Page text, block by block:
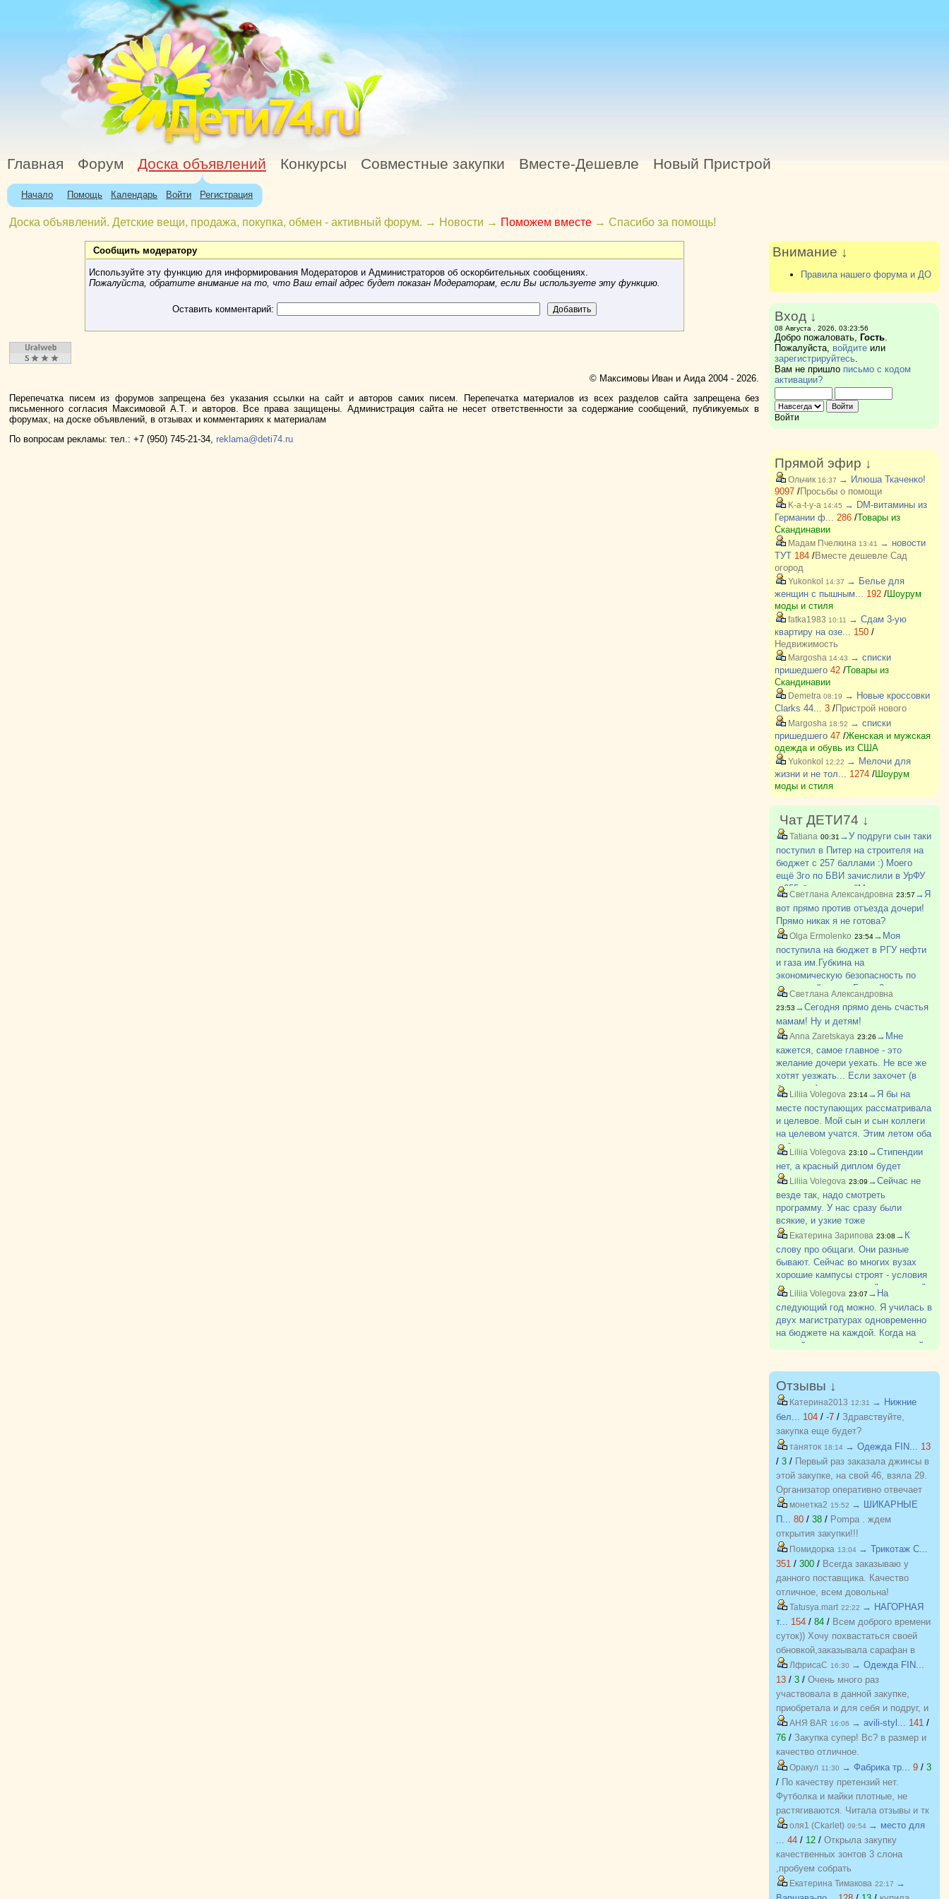
Главная Форум Доска объявлений Конкурсы Совместные закупки Вместе-Дешевле Новый Пристрой
Начало Помощь Календарь Войти Регистрация
Доска объявлений. Детские вещи, продажа, покупка, обмен - активный форум. → Новости → Поможем вместе → Спасибо за помощь!
Сообщить модератору
Используйте эту функцию для информирования Модераторов и Администраторов об оскорбительных сообщениях.
Пожалуйста, обратите внимание на то, что Ваш email адрес будет показан Модераторам, если Вы используете эту функцию.
Оставить комментарий:
© Максимовы Иван и Аида 2004 - 2026.
Перепечатка писем из форумов запрещена без указания ссылки на сайт и авторов самих писем. Перепечатка материалов из всех разделов сайта запрещена без
письменного согласия Максимовой А.Т. и авторов. Все права защищены. Администрация сайта не несет ответственности за содержание сообщений, публикуемых в
форумах, на доске объявлений, в отзывах и комментариях к материалам
По вопросам рекламы: тел.: +7 (950) 745-21-34,reklama@deti74.ru
Внимание ↓
Правила нашего форума и ДО
Вход ↓
08 Августа , 2026, 03:23:56
Добро пожаловать, Гость.
Пожалуйста, войдитеили
зарегистрируйтесь.
Вам не пришло письмо с кодом
активации?
Войти
Прямой эфир ↓
Ольчик16:37 → Илюша Ткаченко!
9097/Просьбы о помощи
K-a-t-y-a 14:45 → DM-витамины из
Германии ф... 286/Товары из
Скандинавии
Мадам Пчелкина 13:41
→ новости
ТУТ 184/Вместе дешевле Сад
огород
Yukonkol 14:37 → Белье для
женщин с пышным... 192/Шоурум
моды и стиля
fatka1983 10:11
→ Сдам 3-ую
квартиру на озе... 150/
Недвижимость
Margosha 14:43 → списки
пришедшего 42/Товары из
Скандинавии
Demetra 08:19 → Новые кроссовки
Clarks 44... 3/Пристрой нового
Margosha 18:52 → списки
пришедшего 47/Женская и мужская
одежда и обувь из США
Yukonkol 12:22 → Мелочи для
жизни и не тол... 1274/Шоурум
моды и стиля
Чат ДЕТИ74 ↓
Tatiana 00:31 →У подруги сын таки
поступил в Питер на строителя на
бюджет с 257 баллами :) Моего
ещё 3го по БВИ зачислили в УрФУ
с 255 баллами на "Механика и
моделирование". Мы очень рады за
всех детей, кто поступил :)
Светлана Александровна 23:57 →Я
вот прямо против отъезда дочери!
Прямо никак я не готова?
Olga Ermolenko 23:54→Моя
поступила на бюджет в РГУ нефти
и газа им.Губкина на
экономическую безопасность по
отдельной квоте. Было 2
бюджетных места. Ее второе.
Первое место досталось БВИ. У
нее с медалью 280 баллов.
Светлана Александровна
23:53 →Сегодня прямо день счастья
мамам! Ну и детям!
Anna Zaretskaya 23:26 →Мне
кажется, самое главное - это
желание дочери уехать. Не все же
хотят уезжать... Если захочет (в
будущем) уехать - то все
преодолеет, и общагу, и соседок,
еще и будет рада, что живет в
общежитии (да, да, моей в прошло?
Liliia Volegova 23:14→Я бы на
месте поступающих рассматривала
и целевое. Мой сын и сын коллеги
на целевом учатся. Этим летом оба
побывали на практике на своих
предприятиях. И обоим
понравилось. Не самый плохой
вариант, если надо определенну?
Liliia Volegova 23:10→Стипендии
нет, а красный диплом будет
Liliia Volegova 23:09 →Сейчас не
везде так, надо смотреть
программу. У нас сразу были
всякие, и узкие тоже
Екатерина Зарипова 23:08 →К
слову про общаги. Они разные
бывают. Сейчас во многих вузах
хорошие кампусы строят - условия
очень даже классные. "коридорок"
уже не так много. Ну и съем
квартиры по цене совсем не
сопоставим с ценой за общагу,
особен?
Liliia Volegova 23:07 →На
следующий год можно. Я училась в
двух магистратурах одновременно
на бюджете на каждой. Когда на
первой выпустилась, то на второй
контракт. И с бакалавриатом так
делают. Одновременно в одном ?
Отзывы ↓
Катерина2013 12:31
→ Нижние
бел... 104 / -7 / Здравствуйте,
закупка еще будет?
таняток 18:14 → Одежда FIN... 13
/ 3 / Первый раз заказала джинсы в
этой закупке, на свой 46, взяла 29.
Организатор оперативно отвечает
на вопросы. Спасибо!!!
монетка2 15:52 → ШИКАРНЫЕ
П... 80 / 38 / Pompa . ждем
открытия закупки!!!
Помидорка 13:04 → Трикотаж C...
351 / 300 / Всегда заказываю у
данного поставщика. Качество
отличное, всем довольна!
Tatusya.mart 22:22 → НАГОРНАЯ
т... 154 / 84 / Всем доброго времени
суток)) Хочу похвастаться своей
обновкой,заказывала сарафан в
закупке (Нагорная трикотаж) и
осталась в полном восторге от
качества)) Соответствие
размерности и качество Выше
всяких похвал))
ЛфрисаС 16:30 → Одежда FIN...
13 / 3 / Очень много раз
участвовала в данной закупке,
приобретала и для себя и подруг, и
джинсы, и джемпера, и платья, и
блузки, вещи качественные,
соответствуют размеру и
описанию, организатор умничка
всегда оперативно отвечает, с
удовольствием буду участвовать
еще!
АНЯ BAR 16:06 → avili-styl... 141 /
76 / Закупка супер! Вс? в размер и
качество отличное.
Оракул 11:30 → Фабрика тр... 9 / 3
/ По качеству претензий нет.
Футболка и майки плотные, не
растягиваются. Читала отзывы и тк
люблю не в облипку вещи, на свой
46р-р заказала все вещи 48, все
равно получилось в облипку, и на
мой взгляд на рост 165-168
женский, у меня 173 мне
коротковато, но ношу все вещи с
оля1 (Ckarlet) 09:54 → место для
... 44 / 12 / Открыла закупку
качественных зонтов 3 слона
,пробуем собрать
https://zakupki.deti74.ru/index.php?
route=purchase/show&id=1851321
Екатерина Тимакова 22:17 →